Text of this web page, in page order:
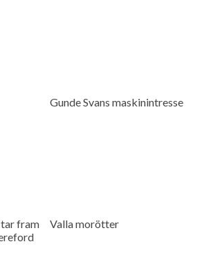
Gunde Svans maskinintresse
tar fram
Valla morötter